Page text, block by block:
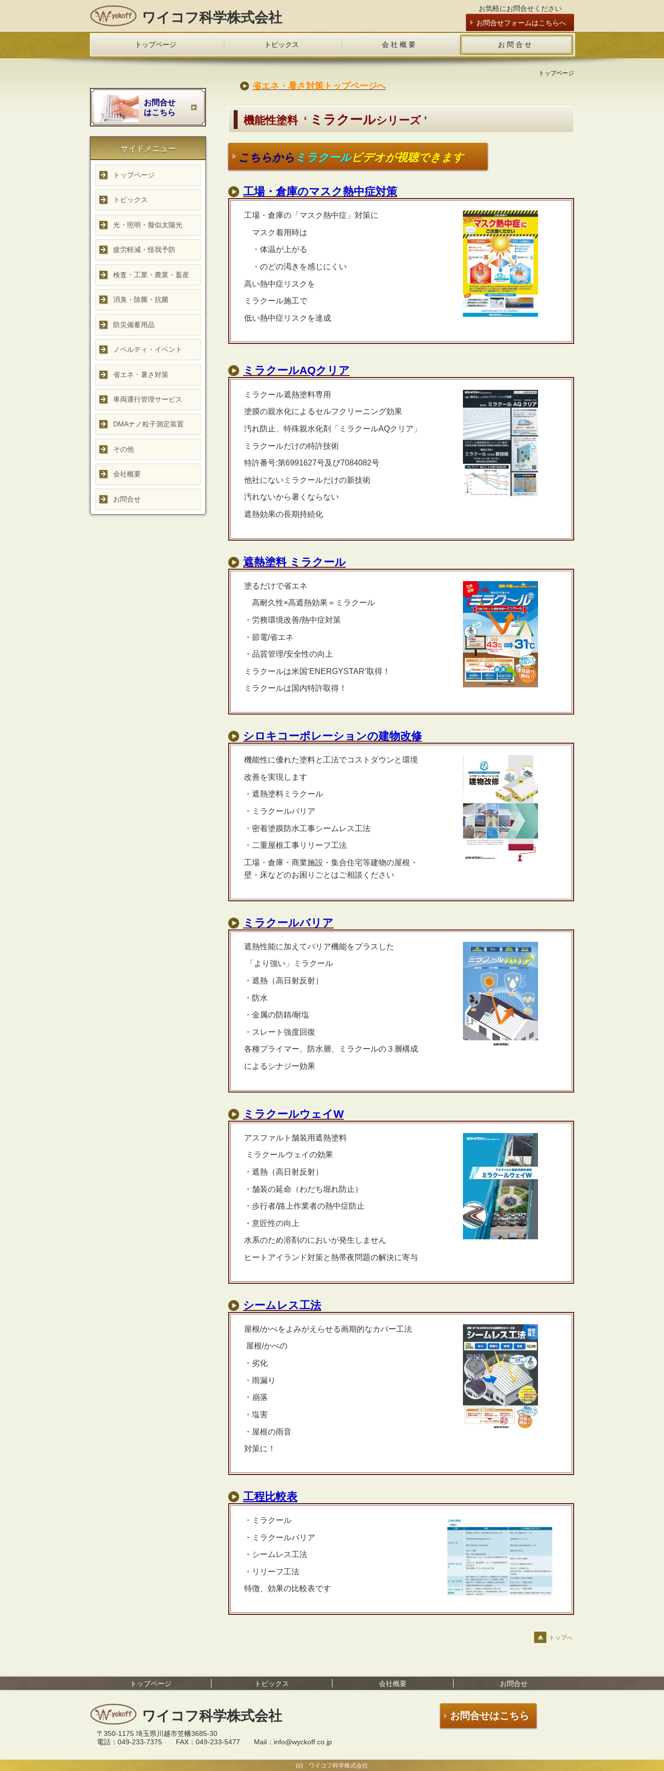
ワイコフ科学株式会社
お気軽にお問合せください
お問合せフォームはこちらへ
トップページ トピックス 会 社 概 要 お 問 合 せ
トップページ
省エネ・暑さ対策トップページへ
機能性塗料 ‘ ミラクールシリーズ ’
こちらから ミラクールビデオが視聴できます
工場・倉庫のマスク熱中症対策
工場・倉庫の「マスク熱中症」対策に
マスク着用時は
・体温が上がる
・のどの渇きを感じにくい
高い熱中症リスクを
ミラクール施工で
低い熱中症リスクを達成
ミラクールAQクリア
ミラクール遮熱塗料専用
塗膜の親水化によるセルフクリーニング効果
汚れ防止、特殊親水化剤「ミラクールAQクリア」
ミラクールだけの特許技術
特許番号:第6991627号及び7084082号
他社にないミラクールだけの新技術
汚れないから暑くならない
遮熱効果の長期持続化
遮熱塗料 ミラクール
塗るだけで省エネ
高耐久性×高遮熱効果＝ミラクール
・労務環境改善/熱中症対策
・節電/省エネ
・品質管理/安全性の向上
ミラクールは米国‘ENERGYSTAR’取得！
ミラクールは国内特許取得！
シロキコーポレーションの建物改修
機能性に優れた塗料と工法でコストダウンと環境
改善を実現します
・遮熱塗料ミラクール
・ミラクールバリア
・密着塗膜防水工事シームレス工法
・二重屋根工事リリーフ工法
工場・倉庫・商業施設・集合住宅等建物の屋根・
壁・床などのお困りごとはご相談ください
ミラクールバリア
遮熱性能に加えてバリア機能をプラスした
「より強い」ミラクール
・遮熱（高日射反射）
・防水
・金属の防錆/耐塩
・スレート強度回復
各種プライマー、防水層、ミラクールの３層構成
によるシナジー効果
ミラクールウェイW
アスファルト舗装用遮熱塗料
ミラクールウェイの効果
・遮熱（高日射反射）
・舗装の延命（わだち堀れ防止）
・歩行者/路上作業者の熱中症防止
・意匠性の向上
水系のため溶剤のにおいが発生しません
ヒートアイランド対策と熱帯夜問題の解決に寄与
シームレス工法
屋根/かべをよみがえらせる画期的なカバー工法
屋根/かべの
・劣化
・雨漏り
・崩落
・塩害
・屋根の雨音
対策に！
工程比較表
・ミラクール
・ミラクールバリア
・シームレス工法
・リリーフ工法
特徴、効果の比較表です
トップへ
お問合せ
はこちら
サイドメニュー
トップページ
トピックス
光・照明・擬似太陽光
疲労軽減・怪我予防
検査・工業・農業・畜産
消臭・除菌・抗菌
防災備蓄用品
ノベルティ・イベント
省エネ・暑さ対策
車両運行管理サービス
DMAナノ粒子測定装置
その他
会社概要
お問合せ
トップページ トピックス 会社概要 お問合せ
ワイコフ科学株式会社
〒350-1175 埼玉県川越市笠幡3685-30
電話：049-233-7375 FAX：049-233-5477 Mail：info@wyckoff.co.jp
お問合せはこちら
(c) ワイコフ科学株式会社